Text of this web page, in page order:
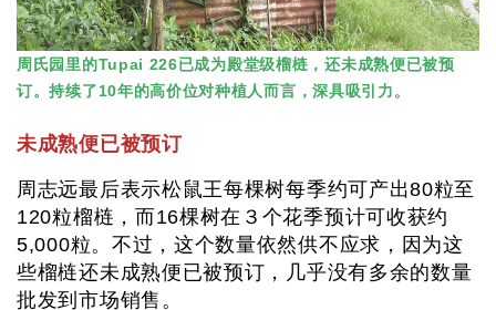
周氏园里的Tupai 226已成为殿堂级榴梿，还未成熟便已被预
订。持续了10年的高价位对种植人而言，深具吸引力 。
未成熟便已被预订
周志远最后表示松鼠王每棵树每季约可产出80粒至
120粒榴梿，而16棵树在３个花季预计可收获约
5,000粒。不过，这个数量依然供不应求，因为这
些榴梿还未成熟便已被预订，几乎没有多余的数量
批发到市场销售。